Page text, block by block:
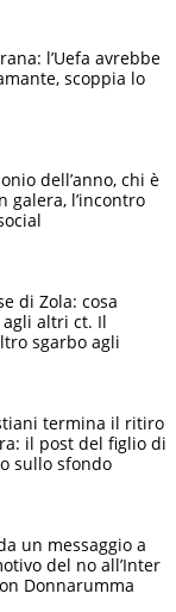
l’Uefa avrebbe
scoppia lo
dell’anno, chi è
galera, l’incontro
di Zola: cosa
altri ct. Il
sgarbo agli
termina il ritiro
il post del figlio di
sullo sfondo
un messaggio a
del no all’Inter
Donnarumma